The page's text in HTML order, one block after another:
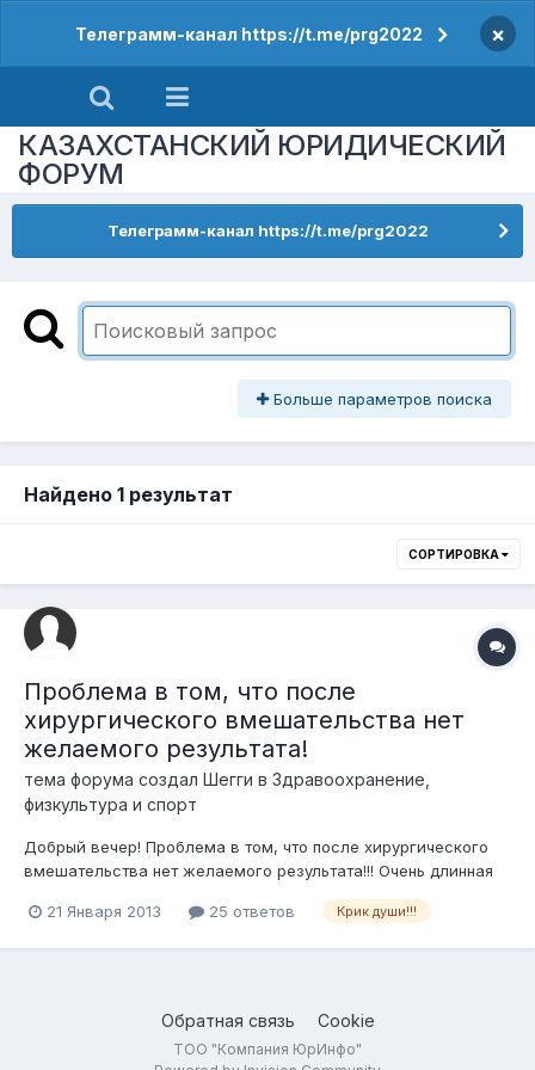
Телеграмм-канал https://t.me/prg2022 ×
КАЗАХСТАНСКИЙ ЮРИДИЧЕСКИЙ
ФОРУМ
Телеграмм-канал https://t.me/prg2022
Больше параметров поиска
Найдено 1 результат
СОРТИРОВКА
Проблема в том, что после
хирургического вмешательства нет
желаемого результата!
тема форума создал Шегги в Здравоохранение,
физкультура и спорт
Добрый вечер! Проблема в том, что после хирургического
вмешательства нет желаемого результата!!! Очень длинная
левого уха с деформацией ушной раковины (с нарушением
21 Января 2013 25 ответов Крик души!!!
Обратная связь Cookie
ТОО "Компания ЮрИнфо"